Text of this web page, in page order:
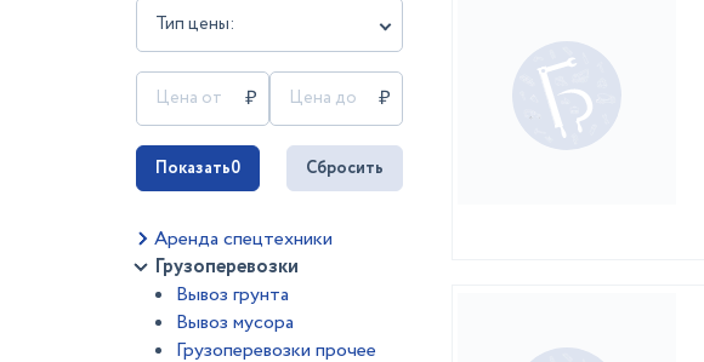
Тип цены:
Показать0 Сбросить
Аренда спецтехники
Грузоперевозки
Вывоз грунта
Вывоз мусора
Грузоперевозки прочее